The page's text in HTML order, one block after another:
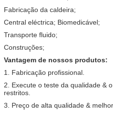
Fabricação da caldeira;
Central eléctrica; Biomedicável;
Transporte fluido;
Construções;
Vantagem de nossos produtos:
1. Fabricação profissional.
2. Execute o teste da qualidade &
restritos.
3. Preço de alta qualidade & melhor.